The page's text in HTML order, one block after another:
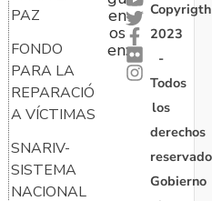
PAZ
FONDO
PARA LA
REPARACIÓN
A VÍCTIMAS
SNARIV-
SISTEMA
NACIONAL
en
os
en:
Copyrigth
2023
-
Todos
los
derechos
Gobierno